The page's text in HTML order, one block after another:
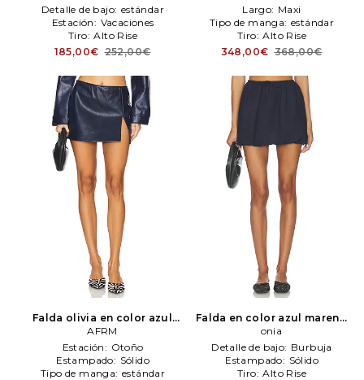
Detalle de bajo: estándar
Estación: Vacaciones
Tiro: Alto Rise
185,00€ 252,00€
Largo: Maxi
Tipo de manga: estándar
Tiro: Alto Rise
348,00€ 368,00€
Falda olivia en color azul
mareno AFRM
AFRM
Estación: Otoño
Estampado: Sólido
Tipo de manga: estándar
Falda en color azul mareno
onia
onia
Detalle de bajo: Burbuja
Estampado: Sólido
Tiro: Alto Rise